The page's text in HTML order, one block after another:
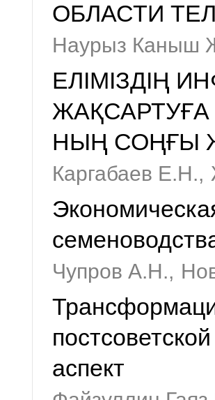
ОБЛАСТИ
Наурыз Каныш
ЕЛІМІЗДІҢ
ЖАҚСАРТУҒА
НЫҢ СОҢҒЫ
Каргабаев Е.Н.,
Чупров А.Н.,
аспект